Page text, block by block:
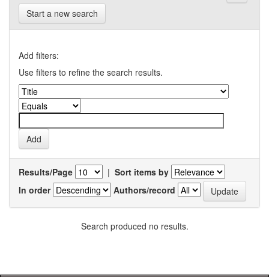
Start a new search
Add filters:
Use filters to refine the search results.
Results/Page | Sort items by
In order
Authors/record
Search produced no results.